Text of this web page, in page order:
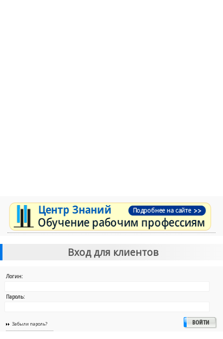
Вход для клиентов
Логин:
Пароль:
Забыли пароль?